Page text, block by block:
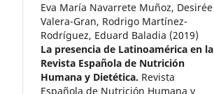
Eva María Navarrete Muñoz, Desirée
Valera-Gran, Rodrigo Martínez-
Rodríguez, Eduard Baladia (2019)
La presencia de Latinoamérica en la
Revista Española de Nutrición
Humana y Dietética. Revista
Española de Nutrición Humana y